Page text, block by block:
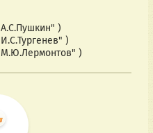
)
)
М.Ю.Лермонтов" )